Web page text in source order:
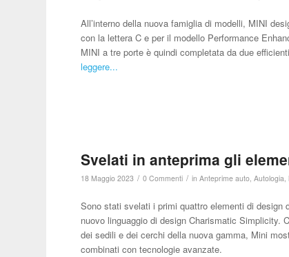
All’interno della nuova famiglia di modelli, MINI
con la lettera C e per il modello Performance
MINI a tre porte è quindi completata da due
leggere...
Svelati in anteprima gli
18 Maggio 2023 / 0 Commenti / inAnteprime auto,Autologia,
Sono stati svelati i primi quattro elementi di design
nuovo linguaggio di design Charismatic Simplicity.
dei sedili e dei cerchi della nuova gamma, Mini
combinati con tecnologie avanzate.